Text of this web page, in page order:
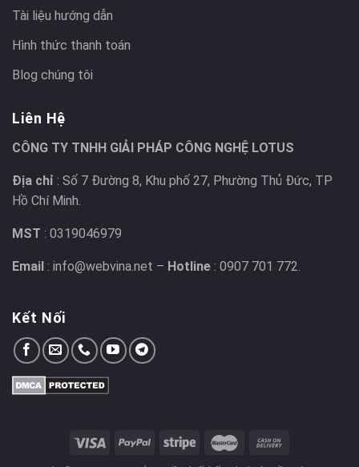
Tài liệu hướng dẫn
Hình thức thanh toán
Blog chúng tôi
Liên Hệ
CÔNG TY TNHH GIẢI PHÁP CÔNG NGHỆ LOTUS
Địa chỉ : Số 7 Đường 8, Khu phố 27, Phường Thủ Đức, TP
Hồ Chí Minh.
MST : 0319046979
Email : info@webvina.net – Hotline : 0907 701 772.
Kết Nối